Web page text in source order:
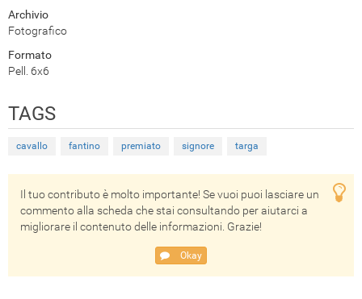
Archivio
Fotografico
Formato
Pell. 6x6
TAGS
cavallo fantino premiato signore targa
Il tuo contributo è molto importante! Se vuoi puoi lasciare un
commento alla scheda che stai consultando per aiutarci a
migliorare il contenuto delle informazioni. Grazie!
Okay